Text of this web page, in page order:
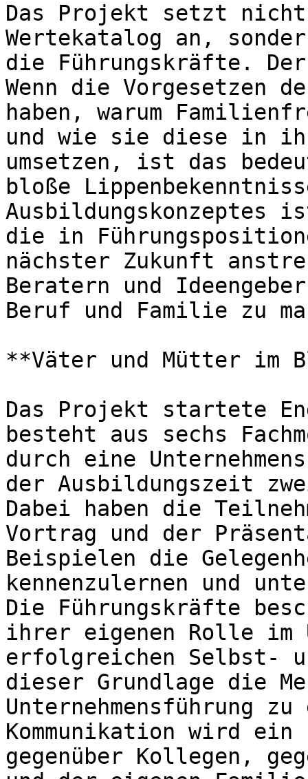
Das Projekt setzt nicht
Wertekatalog an,
die Führungskräfte.
Wenn die Vorgesetzen
haben, warum
und wie sie diese in
umsetzen, ist das
bloße
Ausbildungskonzeptes
die in
nächster Zukunft
Beratern und
Beruf und Familie zu
**Väter und Mütter im
Das Projekt startete
besteht aus sechs
durch eine
der Ausbildungszeit
Dabei haben die
Vortrag und der
Beispielen die
kennenzulernen und
Die Führungskräfte
ihrer eigenen Rolle im
erfolgreichen Selbst-
dieser Grundlage die
Unternehmensführung
Kommunikation wird
gegenüber Kollegen,